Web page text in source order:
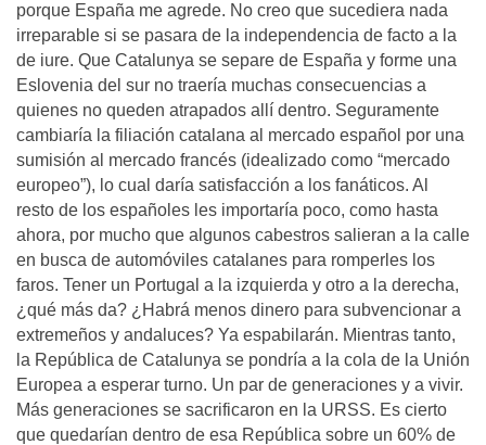
porque España me agrede. No creo que sucediera nada
irreparable si se pasara de la independencia de facto a la
de iure. Que Catalunya se separe de España y forme una
Eslovenia del sur no traería muchas consecuencias a
quienes no queden atrapados allí dentro. Seguramente
cambiaría la filiación catalana al mercado español por una
sumisión al mercado francés (idealizado como “mercado
europeo”), lo cual daría satisfacción a los fanáticos. Al
resto de los españoles les importaría poco, como hasta
ahora, por mucho que algunos cabestros salieran a la calle
en busca de automóviles catalanes para romperles los
faros. Tener un Portugal a la izquierda y otro a la derecha,
¿qué más da? ¿Habrá menos dinero para subvencionar a
extremeños y andaluces? Ya espabilarán. Mientras tanto,
la República de Catalunya se pondría a la cola de la Unión
Europea a esperar turno. Un par de generaciones y a vivir.
Más generaciones se sacrificaron en la URSS. Es cierto
que quedarían dentro de esa República sobre un 60% de